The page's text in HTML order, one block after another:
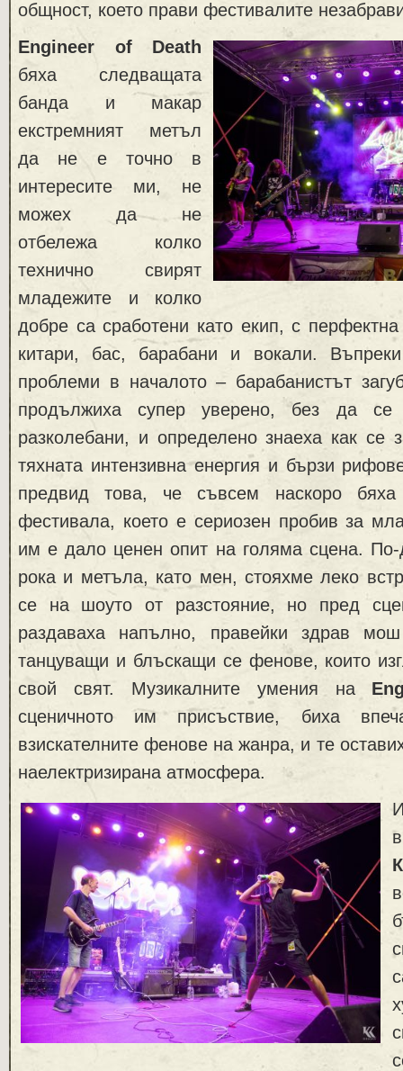
общност, което прави фестивалите
Engineer of Death
бяха следващата
банда и макар
екстремният метъл
да не е точно в
интересите ми, не
можех да не
отбележа колко
технично свирят
младежите и колко
добре са сработени като екип, с
китари, бас, барабани и вокали. Въпреки
проблеми в началото – барабанистът
продължиха супер уверено, без да се
разколебани, и определено знаеха как се
тяхната интензивна енергия и бързи
предвид това, че съвсем наскоро
фестивала, което е сериозен пробив за
им е дало ценен опит на голяма сцена.
рока и метъла, като мен, стояхме леко
се на шоуто от разстояние, но пред
раздаваха напълно, правейки здрав
танцуващи и блъскащи се фенове, които
свой свят. Музикалните умения на
сценичното им присъствие, биха
взискателните фенове на жанра, и те
наелектризирана атмосфера.